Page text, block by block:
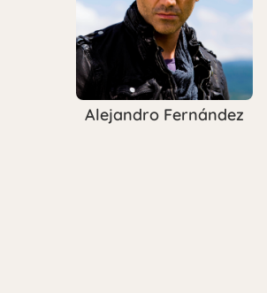
Alejandro Fernández